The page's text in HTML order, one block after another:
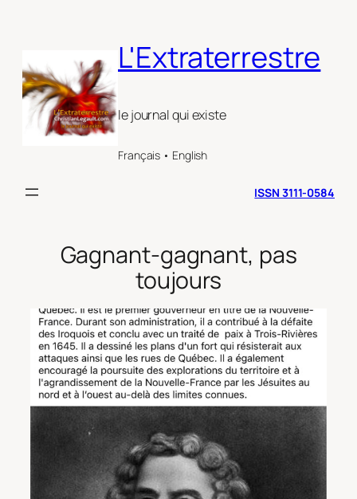
L'Extraterrestre
le journal qui existe
Français • English
ISSN 3111-0584
Gagnant-gagnant, pas
toujours